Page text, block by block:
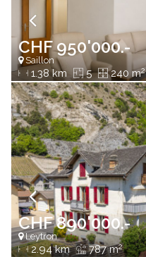
CHF 950'000.-
Saillon
1.38 km 5 240 m2
CHF 890'000.-
Leytron
2.94 km 787 m2